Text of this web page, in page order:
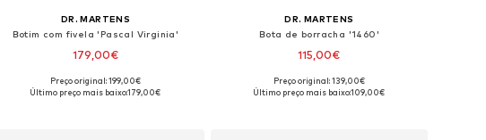
DR. MARTENS
Botim com fivela 'Pascal Virginia'
179,00€
Disponível em vários tamanhos
Preço original: 199,00€
Último preço mais baixo:179,00€
DR. MARTENS
Bota de borracha '1460'
115,00€
Tamanhos disponíveis: 36, 37, 38, 39, 41, 42
Preço original: 139,00€
Último preço mais baixo:109,00€